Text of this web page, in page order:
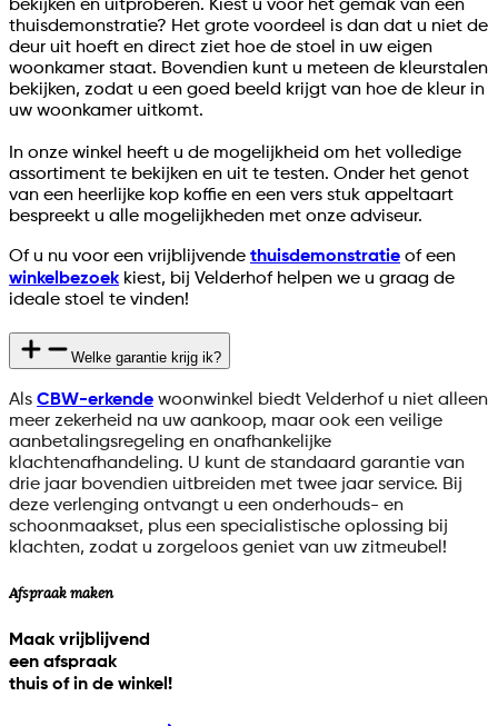
bekijken én uitproberen. Kiest u voor het gemak van een
thuisdemonstratie? Het grote voordeel is dan dat u niet de
deur uit hoeft en direct ziet hoe de stoel in uw eigen
woonkamer staat. Bovendien kunt u meteen de kleurstalen
bekijken, zodat u een goed beeld krijgt van hoe de kleur in
uw woonkamer uitkomt.
In onze winkel heeft u de mogelijkheid om het volledige
assortiment te bekijken en uit te testen. Onder het genot
van een heerlijke kop koffie en een vers stuk appeltaart
bespreekt u alle mogelijkheden met onze adviseur.
Of u nu voor een vrijblijvende thuisdemonstratie of een
winkelbezoek kiest, bij Velderhof helpen we u graag de
ideale stoel te vinden!
Welke garantie krijg ik?
Als CBW-erkende woonwinkel biedt Velderhof u niet alleen
meer zekerheid na uw aankoop, maar ook een veilige
aanbetalingsregeling en onafhankelijke
klachtenafhandeling. U kunt de standaard garantie van
drie jaar bovendien uitbreiden met twee jaar service. Bij
deze verlenging ontvangt u een onderhouds- en
schoonmaakset, plus een specialistische oplossing bij
klachten, zodat u zorgeloos geniet van uw zitmeubel!
Afspraak maken
Maak vrijblijvend
een afspraak
thuis of in de winkel!